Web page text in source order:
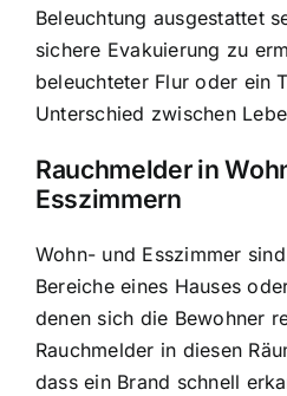
Beleuchtung ausgestattet
sichere Evakuierung zu
beleuchteter Flur oder ein
Unterschied zwischen
Rauchmelder in
Esszimmern
Wohn- und Esszimmer
Bereiche eines Hauses
denen sich die Bewohner
Rauchmelder in diesen
dass ein Brand schnell